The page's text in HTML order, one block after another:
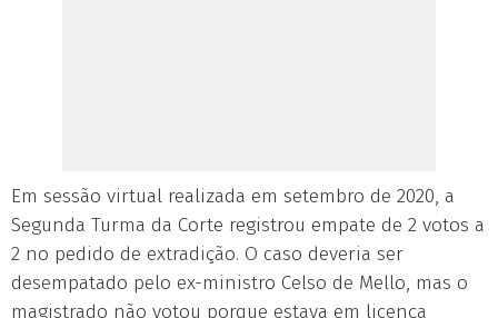
Em sessão virtual realizada em setembro de 2020, a
Segunda Turma da Corte registrou empate de 2 votos a
2 no pedido de extradição. O caso deveria ser
desempatado pelo ex-ministro Celso de Mello, mas o
magistrado não votou porque estava em licença